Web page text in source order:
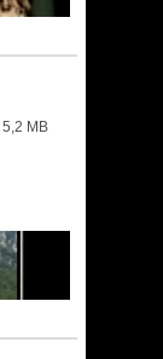
5,2 MB